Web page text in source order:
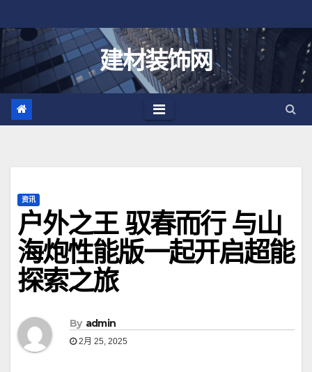
至
建材装饰网
资讯
户外之王 驭春而行 与山
海炮性能版一起开启超能
探索之旅
By admin
2月 25, 2025